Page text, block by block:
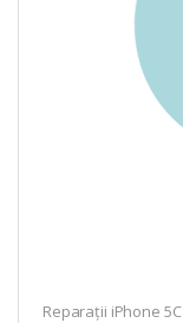
Reparații iPhone 5C